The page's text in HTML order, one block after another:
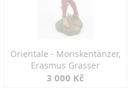
Orientale - Moriskentänzer,
Erasmus Grasser
3 000 Kč